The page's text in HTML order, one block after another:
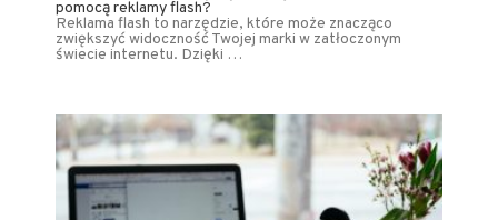
pomocą reklamy flash?
Reklama flash to narzędzie, które może znacząco
zwiększyć widoczność Twojej marki w zatłoczonym
świecie internetu. Dzięki …